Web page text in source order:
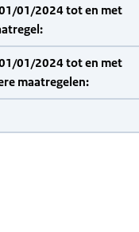
01/2024 tot en met
01/2024 tot en met
maatregelen: